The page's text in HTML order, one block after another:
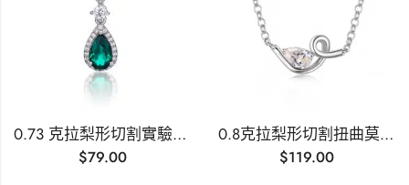
0.73 克拉梨形切割實驗室種植祖母綠光環吊墜
$79.00
0.8克拉梨形切割扭曲莫桑石吊墜項鍊
$119.00